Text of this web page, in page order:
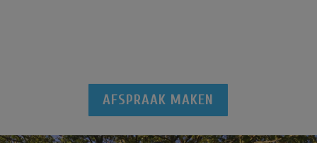
AFSPRAAK MAKEN